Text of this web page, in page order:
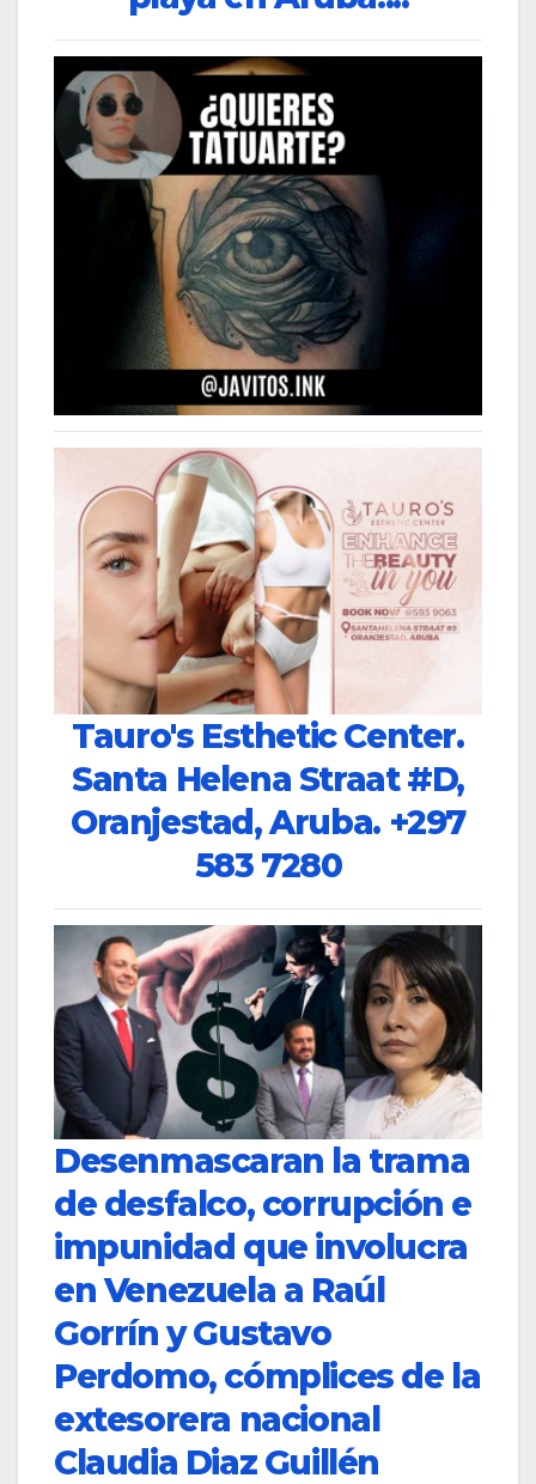
Tauro's Esthetic Center.
Santa Helena Straat #D,
Oranjestad, Aruba. +297
583 7280
Desenmascaran la trama
de desfalco, corrupción e
impunidad que involucra
en Venezuela a Raúl
Gorrín y Gustavo
Perdomo, cómplices de la
extesorera nacional
Claudia Diaz Guillén